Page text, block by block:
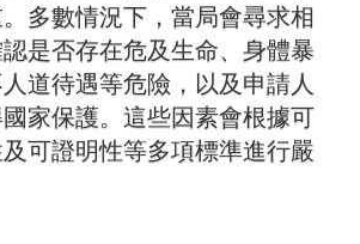
多數情況下，當局會尋求相
是否存在危及生命、身體暴
道待遇等危險，以及申請人
家保護。這些因素會根據可
可證明性等多項標準進行嚴